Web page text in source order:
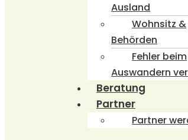
Ausland
Wohnsitz &
Behörden
Fehler beim
Auswandern
Beratung
Partner
Partner